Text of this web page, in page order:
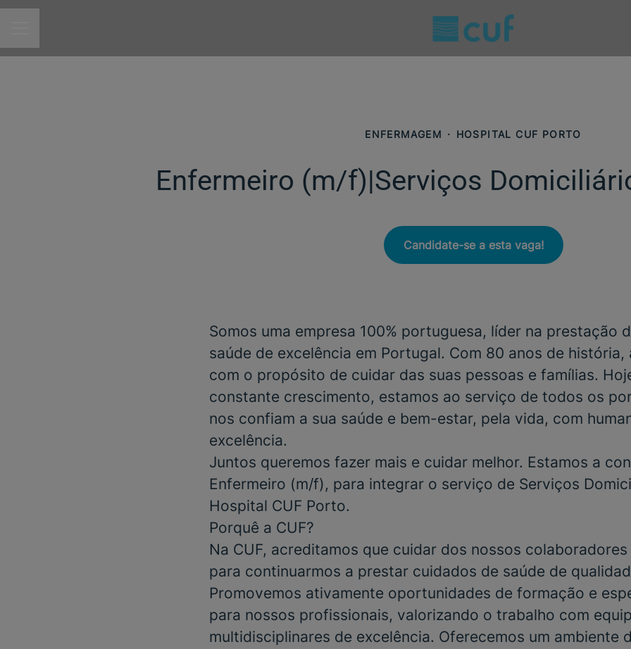
ENFERMAGEM · HOSPITAL CUF PORTO
Enfermeiro (m/f)|Serviços
Candidate-se a esta vaga!
Somos uma empresa 100% portuguesa, líder na prestação
saúde de excelência em Portugal. Com 80 anos de história,
com o propósito de cuidar das suas pessoas e famílias.
constante crescimento, estamos ao serviço de todos os
nos confiam a sua saúde e bem-estar, pela vida, com
excelência.
Juntos queremos fazer mais e cuidar melhor. Estamos a
Enfermeiro (m/f), para integrar o serviço de Serviços
Hospital CUF Porto.
Porquê a CUF?
Na CUF, acreditamos que cuidar dos nossos
para continuarmos a prestar cuidados de saúde de
Promovemos ativamente oportunidades de formação e
para nossos profissionais, valorizando o trabalho com
multidisciplinares de excelência. Oferecemos um ambiente